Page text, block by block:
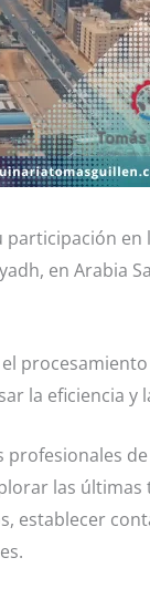
participación
en Arabia
la eficiencia y
profesionales
las últimas